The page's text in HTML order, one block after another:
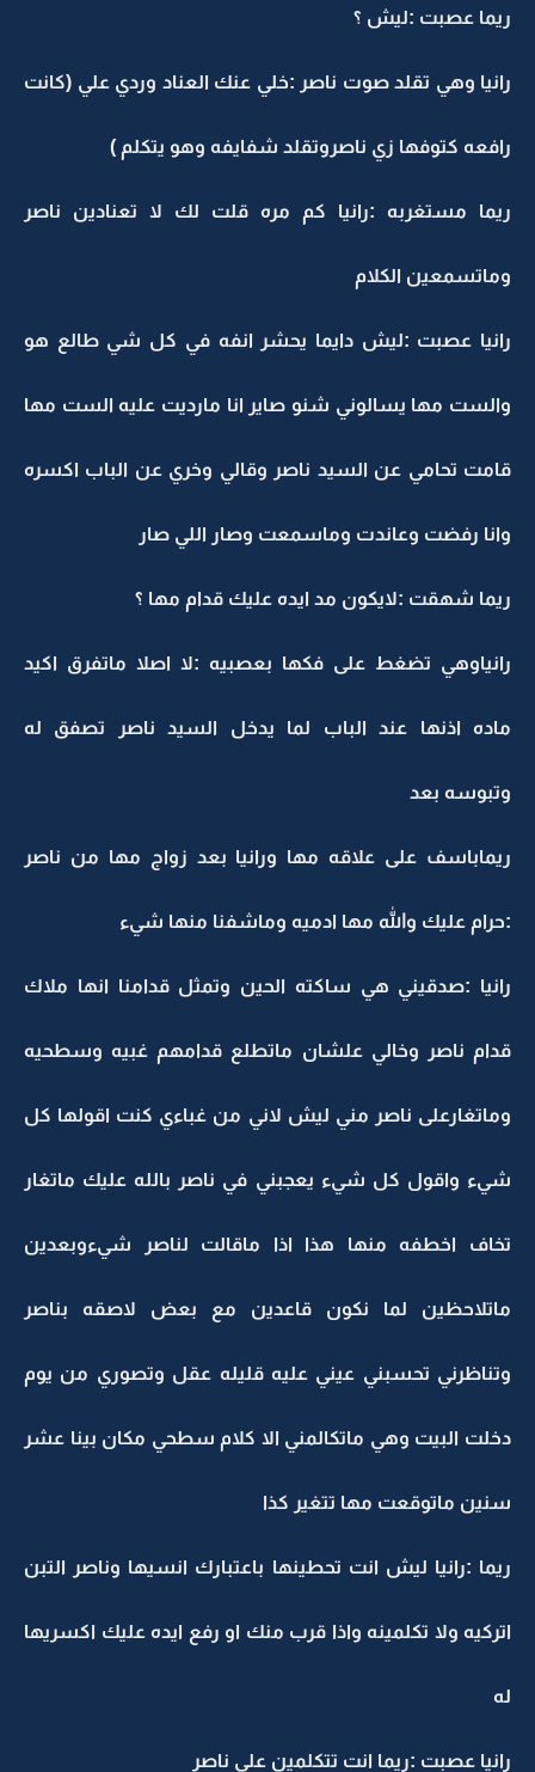
ريما عصبت :ليش ؟
رانيا وهي تقلد صوت ناصر :خلي عنك العناد وردي علي (كانت
رافعه كتوفها زي ناصروتقلد شفايفه وهو يتكلم )
ريما مستغربه :رانيا كم مره قلت لك لا تعنادين ناصر
وماتسمعين الكلام
رانيا عصبت :ليش دايما يحشر انفه في كل شي طالع هو
والست مها يسالوني شنو صاير انا مارديت عليه الست مها
قامت تحامي عن السيد ناصر وقالي وخري عن الباب اكسره
وانا رفضت وعاندت وماسمعت وصار اللي صار
ريما شهقت :لايكون مد ايده عليك قدام مها ؟
رانياوهي تضغط على فكها بعصبيه :لا اصلا ماتفرق اكيد
ماده اذنها عند الباب لما يدخل السيد ناصر تصفق له
وتبوسه بعد
ريماباسف على علاقه مها ورانيا بعد زواج مها من ناصر
:حرام عليك والله مها ادميه وماشفنا منها شيء
رانيا :صدقيني هي ساكته الحين وتمثل قدامنا انها ملاك
قدام ناصر وخالي علشان ماتطلع قدامهم غبيه وسطحيه
وماتغارعلى ناصر مني ليش لاني من غباءي كنت اقولها كل
شيء واقول كل شيء يعجبني في ناصر بالله عليك ماتغار
تخاف اخطفه منها هذا اذا ماقالت لناصر شيءوبعدين
ماتلاحظين لما نكون قاعدين مع بعض لاصقه بناصر
وتناظرني تحسبني عيني عليه قليله عقل وتصوري من يوم
دخلت البيت وهي ماتكالمني الا كلام سطحي مكان بينا عشر
سنين ماتوقعت مها تتغير كذا
ريما :رانيا ليش انت تحطينها باعتبارك انسيها وناصر التبن
اتركيه ولا تكلمينه واذا قرب منك او رفع ايده عليك اكسريها
له
رانيا عصبت :ريما انت تتكلمين على ناصر